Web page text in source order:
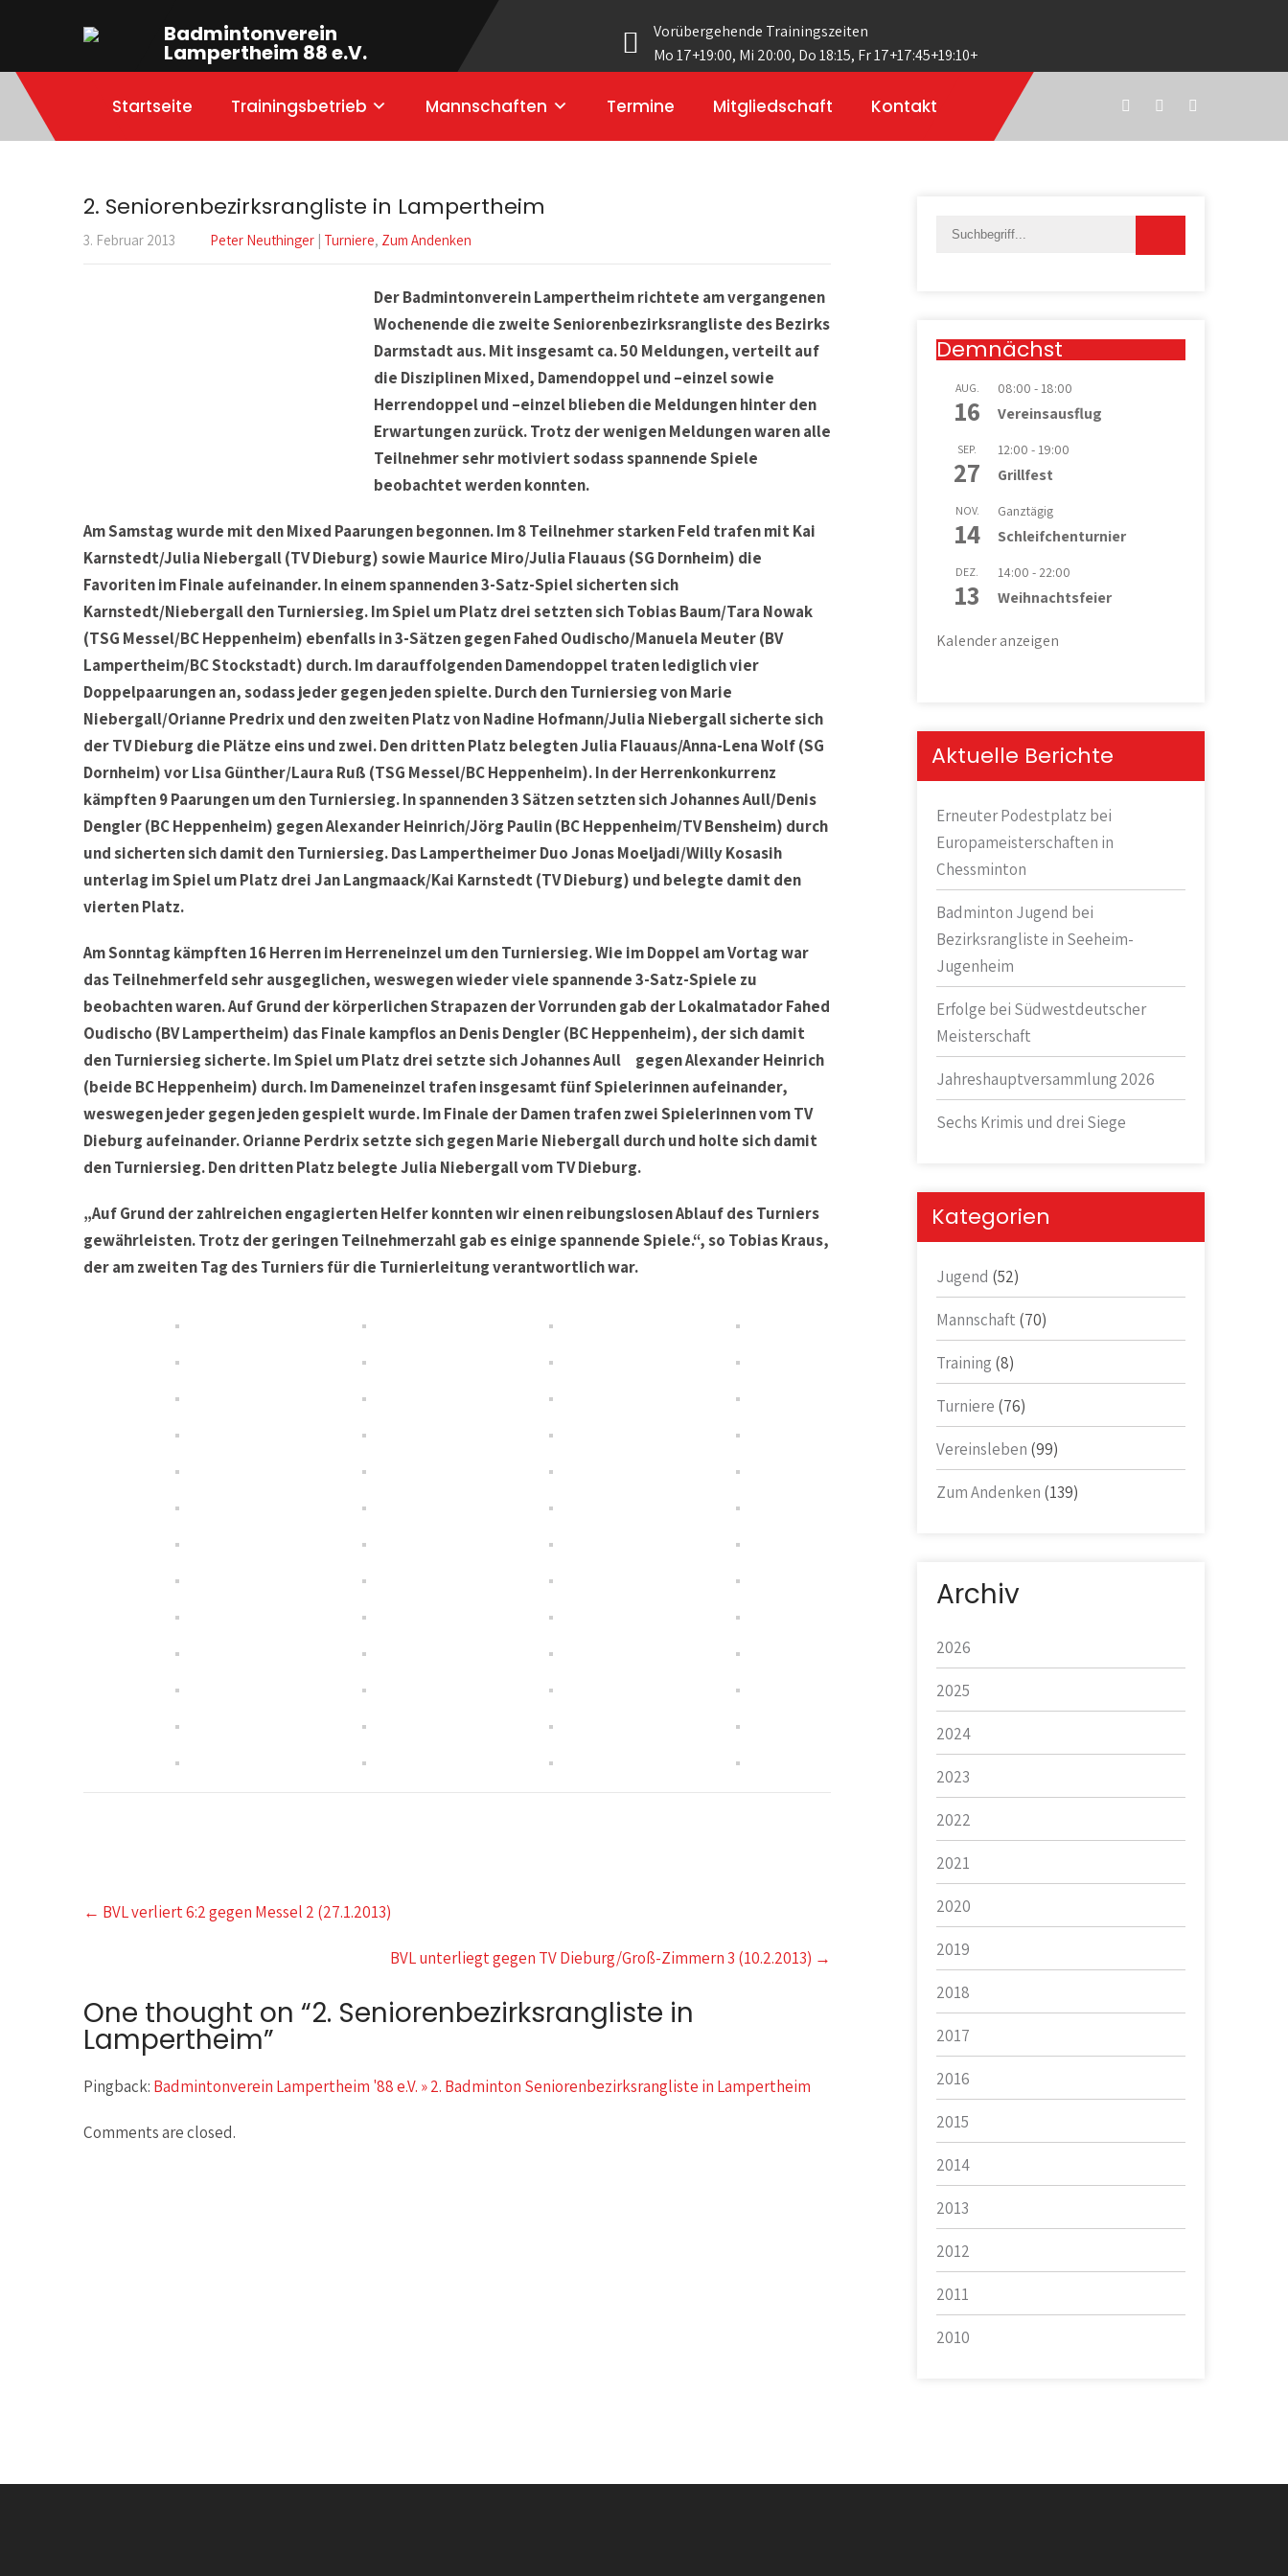
Badmintonverein
Lampertheim 88 e.V.
Vorübergehende Trainingszeiten
Mo 17+19:00, Mi 20:00, Do 18:15, Fr 17+17:45+19:10+
Startseite Trainingsbetrieb Mannschaften Termine Mitgliedschaft Kontakt
2. Seniorenbezirksrangliste in Lampertheim
3. Februar 2013 Peter Neuthinger | Turniere, Zum Andenken
Der Badmintonverein Lampertheim richtete am vergangenen
Wochenende die zweite Seniorenbezirksrangliste des Bezirks
Darmstadt aus. Mit insgesamt ca. 50 Meldungen, verteilt auf
die Disziplinen Mixed, Damendoppel und –einzel sowie
Herrendoppel und –einzel blieben die Meldungen hinter den
Erwartungen zurück. Trotz der wenigen Meldungen waren alle
Teilnehmer sehr motiviert sodass spannende Spiele
beobachtet werden konnten.
Am Samstag wurde mit den Mixed Paarungen begonnen. Im 8 Teilnehmer starken Feld trafen mit Kai
Karnstedt/Julia Niebergall (TV Dieburg) sowie Maurice Miro/Julia Flauaus (SG Dornheim) die
Favoriten im Finale aufeinander. In einem spannenden 3-Satz-Spiel sicherten sich
Karnstedt/Niebergall den Turniersieg. Im Spiel um Platz drei setzten sich Tobias Baum/Tara Nowak
(TSG Messel/BC Heppenheim) ebenfalls in 3-Sätzen gegen Fahed Oudischo/Manuela Meuter (BV
Lampertheim/BC Stockstadt) durch. Im darauffolgenden Damendoppel traten lediglich vier
Doppelpaarungen an, sodass jeder gegen jeden spielte. Durch den Turniersieg von Marie
Niebergall/Orianne Predrix und den zweiten Platz von Nadine Hofmann/Julia Niebergall sicherte sich
der TV Dieburg die Plätze eins und zwei. Den dritten Platz belegten Julia Flauaus/Anna-Lena Wolf (SG
Dornheim) vor Lisa Günther/Laura Ruß (TSG Messel/BC Heppenheim). In der Herrenkonkurrenz
kämpften 9 Paarungen um den Turniersieg. In spannenden 3 Sätzen setzten sich Johannes Aull/Denis
Dengler (BC Heppenheim) gegen Alexander Heinrich/Jörg Paulin (BC Heppenheim/TV Bensheim) durch
und sicherten sich damit den Turniersieg. Das Lampertheimer Duo Jonas Moeljadi/Willy Kosasih
unterlag im Spiel um Platz drei Jan Langmaack/Kai Karnstedt (TV Dieburg) und belegte damit den
vierten Platz.
Am Sonntag kämpften 16 Herren im Herreneinzel um den Turniersieg. Wie im Doppel am Vortag war
das Teilnehmerfeld sehr ausgeglichen, weswegen wieder viele spannende 3-Satz-Spiele zu
beobachten waren. Auf Grund der körperlichen Strapazen der Vorrunden gab der Lokalmatador Fahed
Oudischo (BV Lampertheim) das Finale kampflos an Denis Dengler (BC Heppenheim), der sich damit
den Turniersieg sicherte. Im Spiel um Platz drei setzte sich Johannes Aull gegen Alexander Heinrich
(beide BC Heppenheim) durch. Im Dameneinzel trafen insgesamt fünf Spielerinnen aufeinander,
weswegen jeder gegen jeden gespielt wurde. Im Finale der Damen trafen zwei Spielerinnen vom TV
Dieburg aufeinander. Orianne Perdrix setzte sich gegen Marie Niebergall durch und holte sich damit
den Turniersieg. Den dritten Platz belegte Julia Niebergall vom TV Dieburg.
„Auf Grund der zahlreichen engagierten Helfer konnten wir einen reibungslosen Ablauf des Turniers
gewährleisten. Trotz der geringen Teilnehmerzahl gab es einige spannende Spiele.“, so Tobias Kraus,
der am zweiten Tag des Turniers für die Turnierleitung verantwortlich war.
navigation
← BVL verliert 6:2 gegen Messel 2 (27.1.2013)
BVL unterliegt gegen TV Dieburg/Groß-Zimmern 3 (10.2.2013) →
One thought on “2. Seniorenbezirksrangliste in
Lampertheim”
Pingback: Badmintonverein Lampertheim '88 e.V. » 2. Badminton Seniorenbezirksrangliste in Lampertheim
Comments are closed.
Demnächst
AUG.
16
08:00 - 18:00
Vereinsausflug
SEP.
27
12:00 - 19:00
Grillfest
NOV.
14
Ganztägig
Schleifchenturnier
DEZ.
13
14:00 - 22:00
Weihnachtsfeier
Kalender anzeigen
Aktuelle Berichte
Erneuter Podestplatz bei
Europameisterschaften in
Chessminton
Badminton Jugend bei
Bezirksrangliste in Seeheim-
Jugenheim
Erfolge bei Südwestdeutscher
Meisterschaft
Jahreshauptversammlung 2026
Sechs Krimis und drei Siege
Kategorien
Jugend (52)
Mannschaft (70)
Training (8)
Turniere (76)
Vereinsleben (99)
Zum Andenken (139)
Archiv
2026
2025
2024
2023
2022
2021
2020
2019
2018
2017
2016
2015
2014
2013
2012
2011
2010